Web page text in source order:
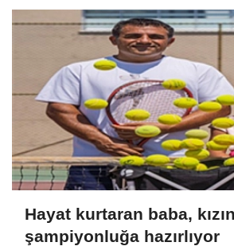
Hayat kurtaran baba,
şampiyonluğa hazırlıyor